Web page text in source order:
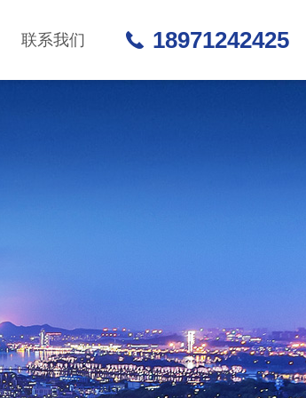
联系我们 18971242425